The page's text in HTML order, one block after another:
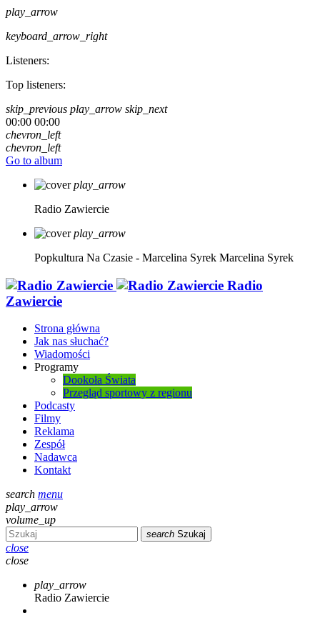
play_arrow
keyboard_arrow_right
Listeners:
Top listeners:
skip_previous play_arrow skip_next
00:00 00:00
chevron_left
chevron_left
Go to album
play_arrow
Radio Zawiercie
play_arrow
Popkultura Na Czasie - Marcelina Syrek Marcelina Syrek
Radio
Zawiercie
Strona główna
Jak nas słuchać?
Wiadomości
Programy
Dookoła Świata
Przegląd sportowy z regionu
Podcasty
Filmy
Reklama
Zespół
Nadawca
Kontakt
search menu
play_arrow
volume_up
search Szukaj
close
close
play_arrow
Radio Zawiercie